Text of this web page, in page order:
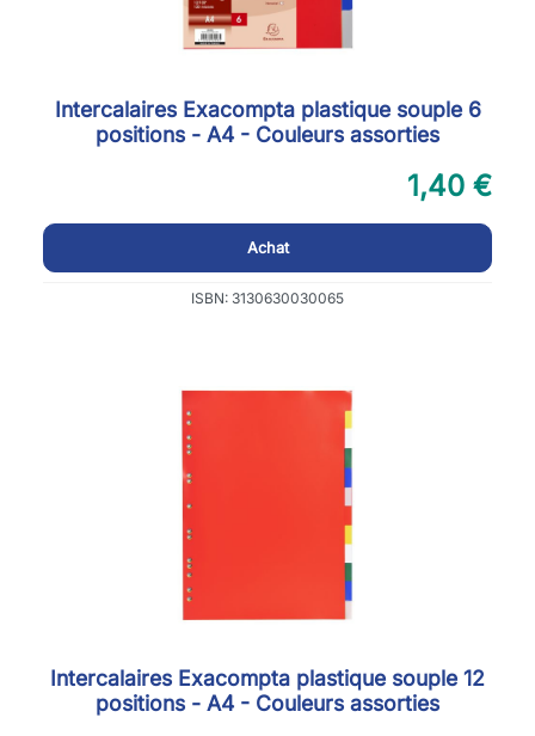
Intercalaires Exacompta plastique souple 6
positions - A4 - Couleurs assorties
1,40 €
Achat
ISBN: 3130630030065
Intercalaires Exacompta plastique souple 12
positions - A4 - Couleurs assorties